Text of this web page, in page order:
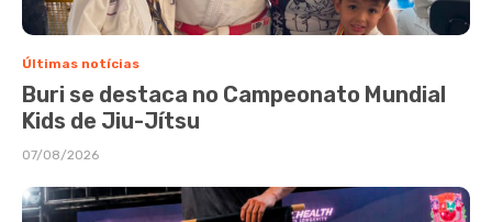
Últimas notícias
Buri se destaca no Campeonato Mundial
Kids de Jiu-Jítsu
07/08/2026